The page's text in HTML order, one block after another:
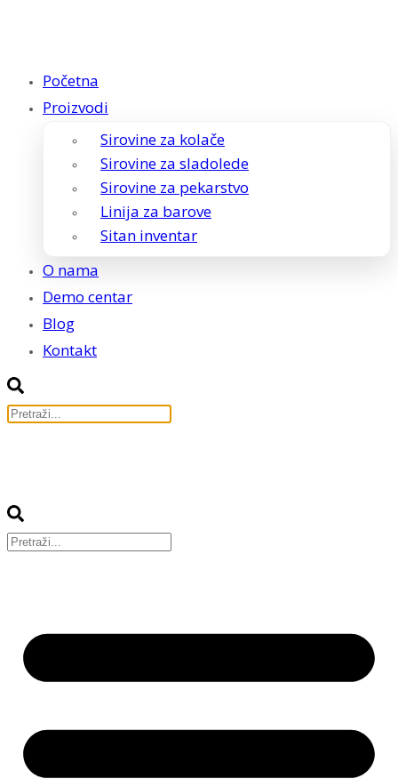
Početna
Proizvodi
Sirovine za kolače
Sirovine za sladolede
Sirovine za pekarstvo
Linija za barove
Sitan inventar
O nama
Demo centar
Blog
Kontakt